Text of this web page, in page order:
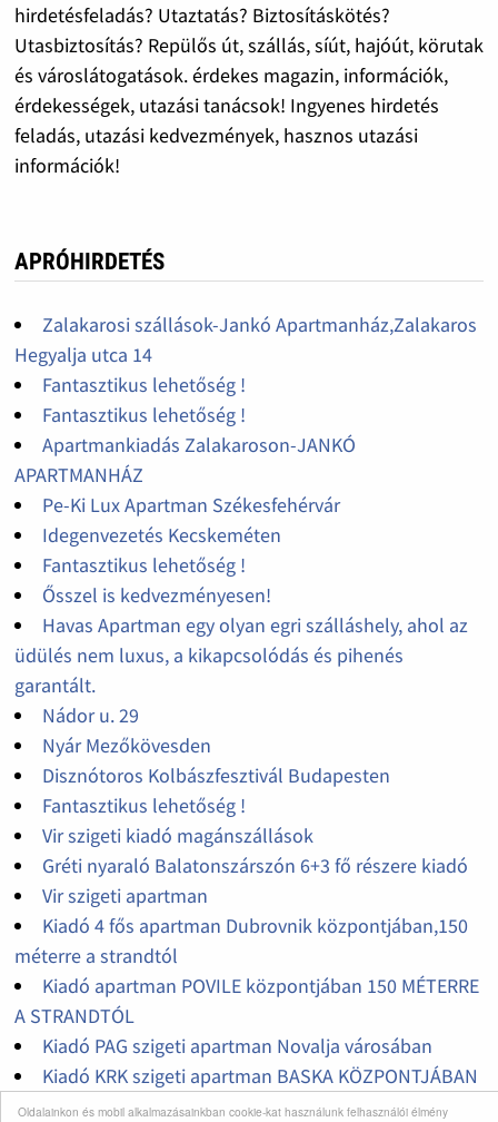
Oldalainkon és mobil alkalmazásainkban cookie-kat használunk felhasználói élmény
hirdetésfeladás? Utaztatás? Biztosításkötés?
Utasbiztosítás? Repülős út, szállás, síút, hajóút, körutak
és városlátogatások. érdekes magazin, információk,
érdekességek, utazási tanácsok! Ingyenes hirdetés
feladás, utazási kedvezmények, hasznos utazási
információk!
APRÓHIRDETÉS
Zalakarosi szállások-Jankó Apartmanház,Zalakaros
Hegyalja utca 14
Fantasztikus lehetőség !
Fantasztikus lehetőség !
Apartmankiadás Zalakaroson-JANKÓ
APARTMANHÁZ
Pe-Ki Lux Apartman Székesfehérvár
Idegenvezetés Kecskeméten
Fantasztikus lehetőség !
Ősszel is kedvezményesen!
Havas Apartman egy olyan egri szálláshely, ahol az
üdülés nem luxus, a kikapcsolódás és pihenés
garantált.
Nádor u. 29
Nyár Mezőkövesden
Disznótoros Kolbászfesztivál Budapesten
Fantasztikus lehetőség !
Vir szigeti kiadó magánszállások
Gréti nyaraló Balatonszárszón 6+3 fő részere kiadó
Vir szigeti apartman
Kiadó 4 fős apartman Dubrovnik központjában,150
méterre a strandtól
Kiadó apartman POVILE központjában 150 MÉTERRE
A STRANDTÓL
Kiadó PAG szigeti apartman Novalja városában
Kiadó KRK szigeti apartman BASKA KÖZPONTJÁBAN